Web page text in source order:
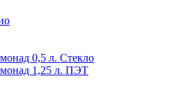
0,5 л. Стекло
1,25 л. ПЭТ